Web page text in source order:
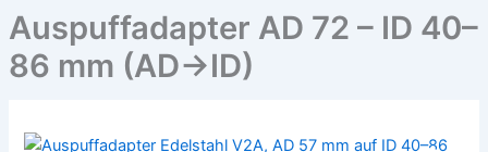
Auspuffadapter AD 72 – ID 40–
86 mm (AD→ID)
Auspuffadapter